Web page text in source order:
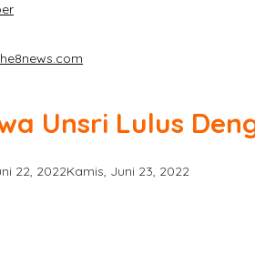
Unsri Lulus
22, 2022Kamis, Juni 23, 2022